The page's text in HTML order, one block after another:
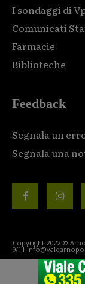
I sondaggi di
Comunicati
Farmacie
Biblioteche
Feedback
Segnala un
Segnala una
Copyright 2022 ©
9/11